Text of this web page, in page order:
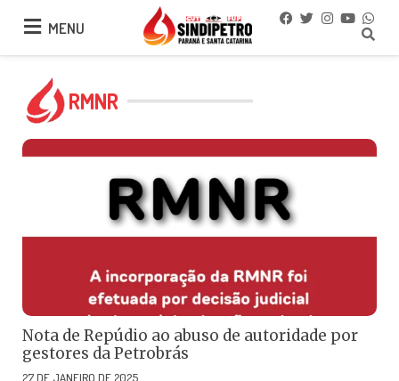
MENU
MENU
RMNR
Nota de Repúdio ao abuso de autoridade por
gestores da Petrobrás
27 DE JANEIRO DE 2025